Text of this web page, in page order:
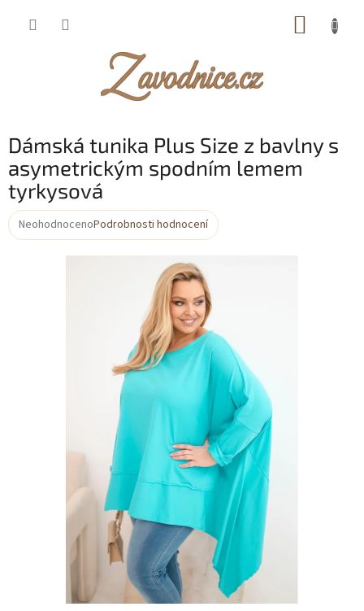
Dámská tunika Plus Size z bavlny s
asymetrickým spodním lemem
tyrkysová
Průměrné
NeohodnocenoPodrobnosti hodnocení